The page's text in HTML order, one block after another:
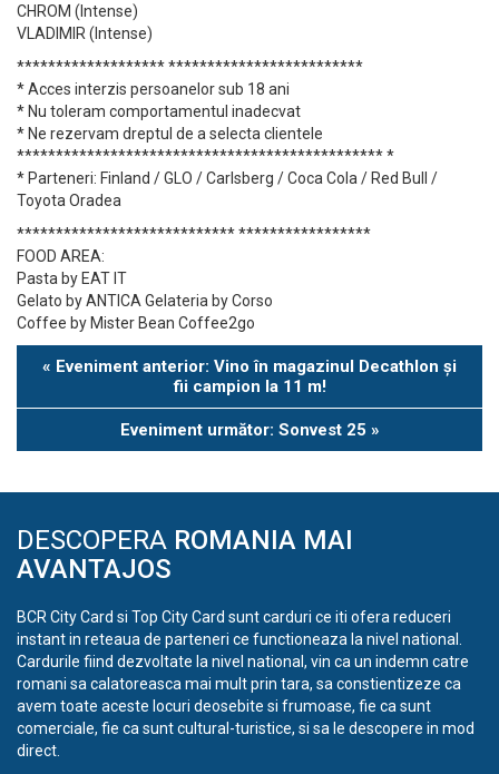
CHROM (Intense)
VLADIMIR (Intense)
******************* *************************
* Acces interzis persoanelor sub 18 ani
* Nu toleram comportamentul inadecvat
* Ne rezervam dreptul de a selecta clientele
*********************************************** *
* Parteneri: Finland / GLO / Carlsberg / Coca Cola / Red Bull /
Toyota Oradea
**************************** *****************
FOOD AREA:
Pasta by EAT IT
Gelato by ANTICA Gelateria by Corso
Coffee by Mister Bean Coffee2go
Eveniment
« Eveniment anterior: Vino în magazinul Decathlon și
fii campion la 11 m!
Eveniment următor: Sonvest 25 »
DESCOPERA ROMANIA MAI
AVANTAJOS
BCR City Card si Top City Card sunt carduri ce iti ofera reduceri
instant in reteaua de parteneri ce functioneaza la nivel national.
Cardurile fiind dezvoltate la nivel national, vin ca un indemn catre
romani sa calatoreasca mai mult prin tara, sa constientizeze ca
avem toate aceste locuri deosebite si frumoase, fie ca sunt
comerciale, fie ca sunt cultural-turistice, si sa le descopere in mod
direct.